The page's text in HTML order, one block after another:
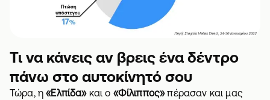
Τι να κάνεις αν βρεις ένα δέντρο
πάνω στο αυτοκίνητό σου
Τώρα, η«Ελπίδα»και ο «Φίλιππος»πέρασαν και μας